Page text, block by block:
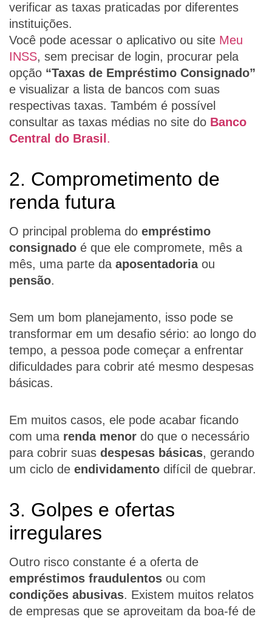
verificar as taxas praticadas por diferentes
instituições.
Você pode acessar o aplicativo ou site Meu
INSS, sem precisar de login, procurar pela
opção “Taxas de Empréstimo Consignado”
e visualizar a lista de bancos com suas
respectivas taxas. Também é possível
consultar as taxas médias no site do Banco
Central do Brasil .
2. Comprometimento de
renda futura
O principal problema do empréstimo
consignado é que ele compromete, mês a
mês, uma parte da aposentadoria ou
pensão.
Sem um bom planejamento, isso pode se
transformar em um desafio sério: ao longo do
tempo, a pessoa pode começar a enfrentar
dificuldades para cobrir até mesmo despesas
básicas.
Em muitos casos, ele pode acabar ficando
com uma renda menor do que o necessário
para cobrir suas despesas básicas, gerando
um ciclo de endividamento difícil de quebrar.
3. Golpes e ofertas
irregulares
Outro risco constante é a oferta de
empréstimos fraudulentos ou com
condições abusivas. Existem muitos relatos
de empresas que se aproveitam da boa-fé de